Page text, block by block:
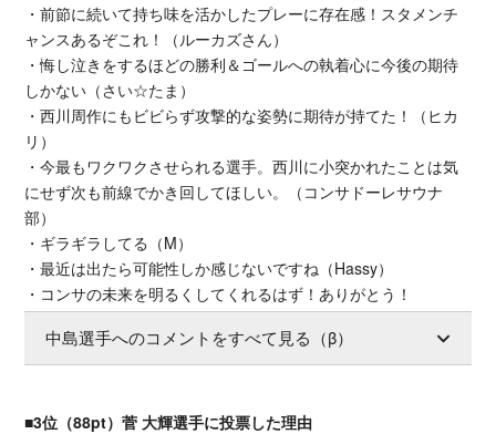
・前節に続いて持ち味を活かしたプレーに存在感！スタメンチ
ャンスあるぞこれ！（ルーカズさん）
・悔し泣きをするほどの勝利＆ゴールへの執着心に今後の期待
しかない（さい☆たま）
・西川周作にもビビらず攻撃的な姿勢に期待が持てた！（ヒカ
リ）
・今最もワクワクさせられる選手。西川に小突かれたことは気
にせず次も前線でかき回してほしい。（コンサドーレサウナ
部）
・ギラギラしてる（M）
・最近は出たら可能性しか感じないですね（Hassy）
・コンサの未来を明るくしてくれるはず！ありがとう！
中島選手へのコメントをすべて見る（β）
■3位（88pt）菅 大輝選手に投票した理由